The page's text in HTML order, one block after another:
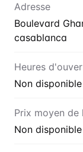
Adresse
Boulevard
casablanca
Heures
Non disponible
Prix moyen
Non disponible